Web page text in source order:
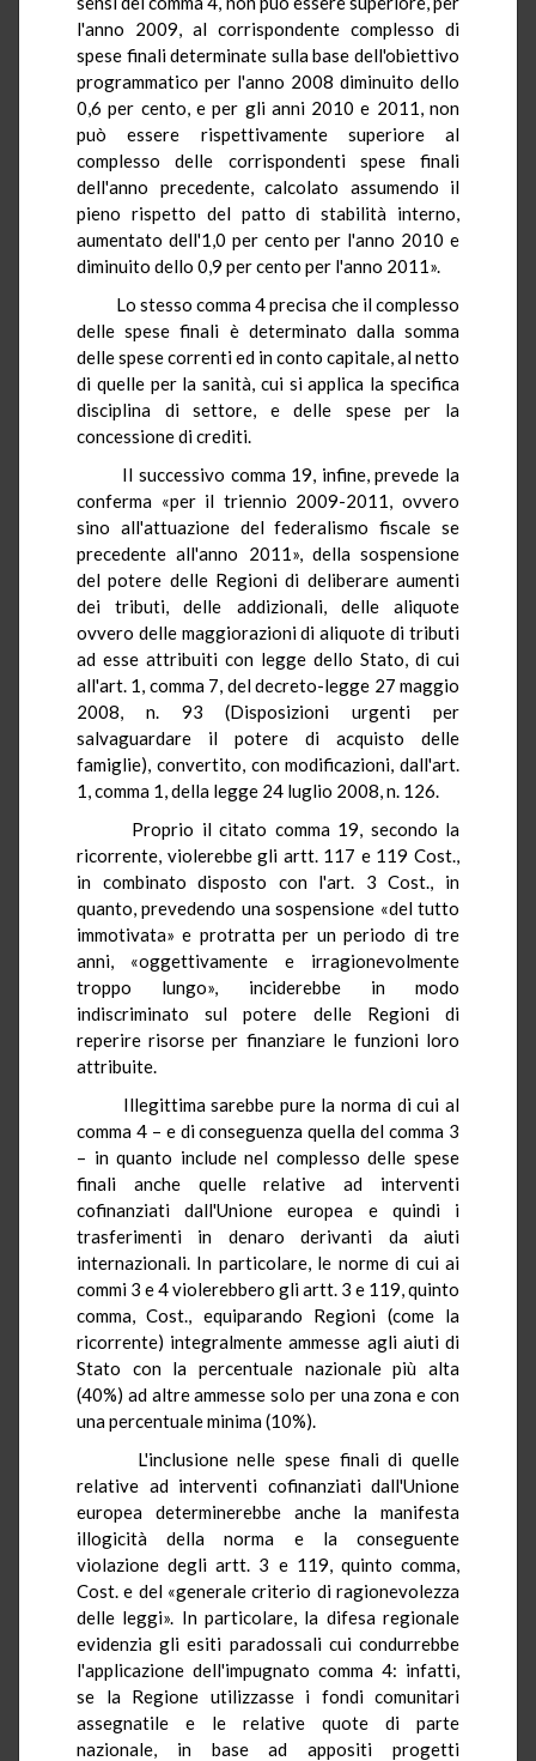
l'anno 2009, al corrispondente complesso di
spese finali determinate sulla base dell'obiettivo
programmatico per l'anno 2008 diminuito dello
0,6 per cento, e per gli anni 2010 e 2011, non
può essere rispettivamente superiore al
complesso delle corrispondenti spese finali
dell'anno precedente, calcolato assumendo il
pieno rispetto del patto di stabilità interno,
aumentato dell'1,0 per cento per l'anno 2010 e
diminuito dello 0,9 per cento per l'anno 2011».
Lo stesso comma 4 precisa che il complesso
delle spese finali è determinato dalla somma
delle spese correnti ed in conto capitale, al netto
di quelle per la sanità, cui si applica la specifica
disciplina di settore, e delle spese per la
concessione di crediti.
Il successivo comma 19, infine, prevede la
conferma «per il triennio 2009-2011, ovvero
sino all'attuazione del federalismo fiscale se
precedente all'anno 2011», della sospensione
del potere delle Regioni di deliberare aumenti
dei tributi, delle addizionali, delle aliquote
ovvero delle maggiorazioni di aliquote di tributi
ad esse attribuiti con legge dello Stato, di cui
all'art. 1, comma 7, del decreto-legge 27 maggio
2008, n. 93 (Disposizioni urgenti per
salvaguardare il potere di acquisto delle
famiglie), convertito, con modificazioni, dall'art.
1, comma 1, della legge 24 luglio 2008, n. 126.
Proprio il citato comma 19, secondo la
ricorrente, violerebbe gli artt. 117 e 119 Cost.,
in combinato disposto con l'art. 3 Cost., in
quanto, prevedendo una sospensione «del tutto
immotivata» e protratta per un periodo di tre
anni, «oggettivamente e irragionevolmente
troppo lungo», inciderebbe in modo
indiscriminato sul potere delle Regioni di
reperire risorse per finanziare le funzioni loro
attribuite.
Illegittima sarebbe pure la norma di cui al
comma 4 – e di conseguenza quella del comma 3
– in quanto include nel complesso delle spese
finali anche quelle relative ad interventi
cofinanziati dall'Unione europea e quindi i
trasferimenti in denaro derivanti da aiuti
internazionali. In particolare, le norme di cui ai
commi 3 e 4 violerebbero gli artt. 3 e 119, quinto
comma, Cost., equiparando Regioni (come la
ricorrente) integralmente ammesse agli aiuti di
Stato con la percentuale nazionale più alta
(40%) ad altre ammesse solo per una zona e con
una percentuale minima (10%).
L'inclusione nelle spese finali di quelle
relative ad interventi cofinanziati dall'Unione
europea determinerebbe anche la manifesta
illogicità della norma e la conseguente
violazione degli artt. 3 e 119, quinto comma,
Cost. e del «generale criterio di ragionevolezza
delle leggi». In particolare, la difesa regionale
evidenzia gli esiti paradossali cui condurrebbe
l'applicazione dell'impugnato comma 4: infatti,
se la Regione utilizzasse i fondi comunitari
assegnatile e le relative quote di parte
nazionale, in base ad appositi progetti